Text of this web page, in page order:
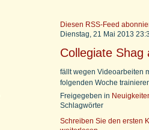
Diesen RSS-Feed
Dienstag, 21 Mai 2013
Collegiate Shag
fällt wegen Videoarbeiten
folgenden Woche
Freigegeben in
Schlagwörter
Schreiben Sie den ersten